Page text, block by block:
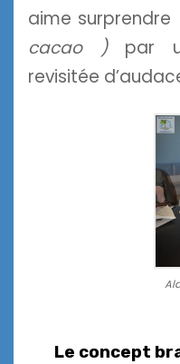
aime surprendre
cacao )par
revisitée
Le concept